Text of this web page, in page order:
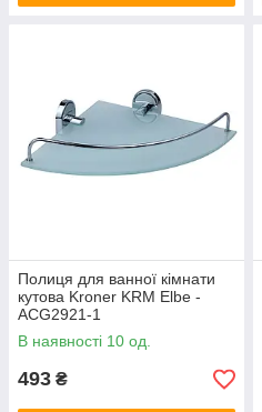
Полиця для ванної кімнати
кутова Kroner KRM Elbe -
ACG2921-1
В наявності 10 од.
493 ₴